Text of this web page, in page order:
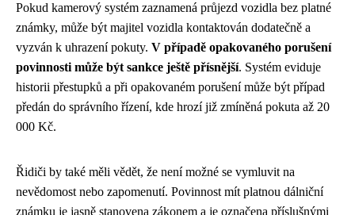
Pokud kamerový systém zaznamená průjezd vozidla bez platné
známky, může být majitel vozidla kontaktován dodatečně a
vyzván k uhrazení pokuty. V případě opakovaného porušení
povinnosti může být sankce ještě přísnější. Systém eviduje
historii přestupků a při opakovaném porušení může být případ
předán do správního řízení, kde hrozí již zmíněná pokuta až 20
000 Kč.
Řidiči by také měli vědět, že není možné se vymluvit na
nevědomost nebo zapomenutí. Povinnost mít platnou dálniční
známku je jasně stanovena zákonem a je označena příslušnými